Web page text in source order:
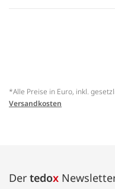
*Alle Preise in Euro, inkl.
Versandkosten
Der tedox